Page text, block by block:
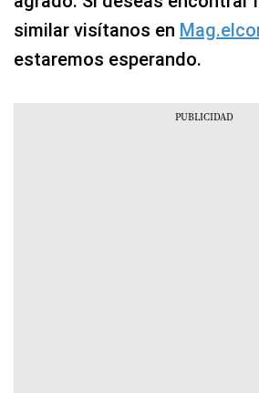
similar visítanos en
estaremos esperando.